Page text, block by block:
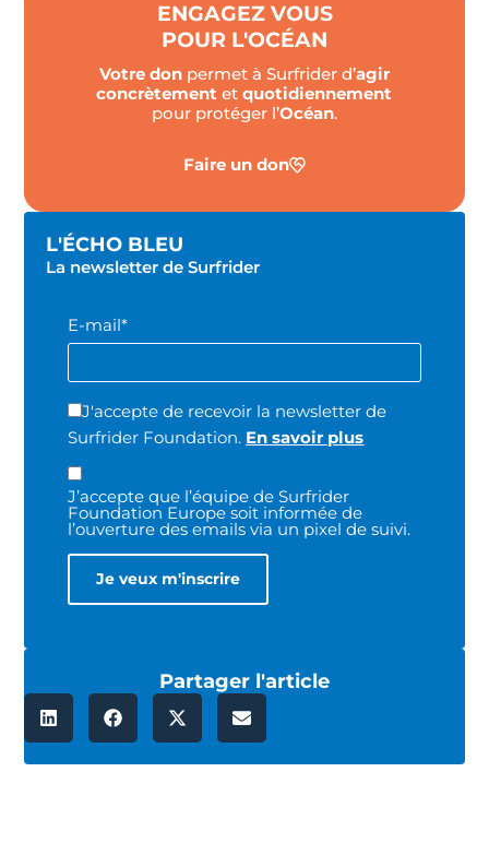
ENGAGEZ VOUS
POUR L'OCÉAN
Votre donpermet à Surfrider d’agir
concrètement etquotidiennement
pour protéger l’Océan.
Faire un don
L'ÉCHO BLEU
La newsletter de Surfrider
E-mail*
J'accepte de recevoir la newsletter de
Surfrider Foundation. En savoir plus
J’accepte que l’équipe de Surfrider
Foundation Europe soit informée de
l’ouverture des emails via un pixel de suivi.
Partager l'article